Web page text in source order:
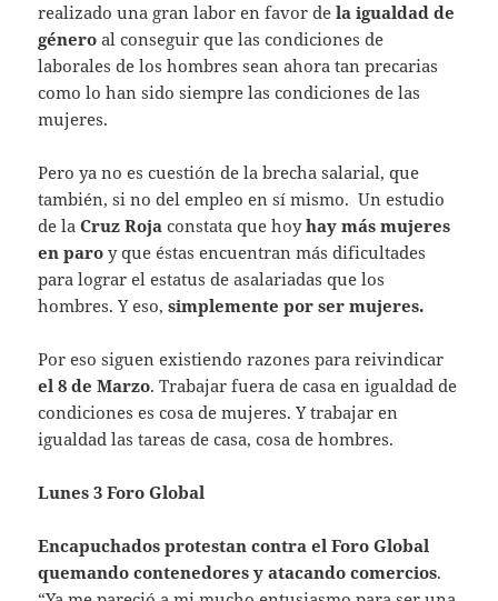
realizado una gran labor en favor dela igualdad de
género al conseguir que las condiciones de
laborales de los hombres sean ahora tan precarias
como lo han sido siempre las condiciones de las
mujeres.
Pero ya no es cuestión de la brecha salarial, que
también, si no del empleo en sí mismo. Un estudio
de laCruz Roja constata que hoyhay más mujeres
en paro y que éstas encuentran más dificultades
para lograr el estatus de asalariadas que los
hombres. Y eso,simplemente por ser mujeres.
Por eso siguen existiendo razones para reivindicar
el 8 de Marzo. Trabajar fuera de casa en igualdad de
condiciones es cosa de mujeres. Y trabajar en
igualdad las tareas de casa, cosa de hombres.
Lunes 3 Foro Global
Encapuchados protestan contra el Foro Global
quemando contenedores y atacando comercios.